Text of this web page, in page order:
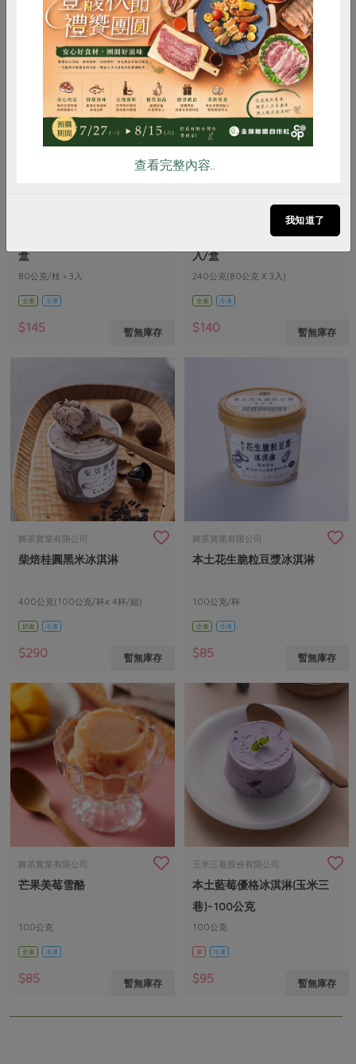
暫無庫存 暫無庫存
盒
80公克/枝 × 3入
全素 冷凍
$145 暫無庫存
蜂蜜檸檬冰棒(春一枝)-80g*3
入/盒
240公克(80公克 X 3入)
全素 冷凍
$140 暫無庫存
舞茶實業有限公司
柴焙桂圓黑米冰淇淋
400公克(100公克/杯x 4杯/組)
奶素 冷凍
$290 暫無庫存
舞茶實業有限公司
本土花生脆粒豆漿冰淇淋
100公克/杯
全素 冷凍
$85 暫無庫存
舞茶實業有限公司
芒果美莓雪酪
100公克
全素 冷凍
$85 暫無庫存
玉米三巷股份有限公司
本土藍莓優格冰淇淋(玉米三
巷)-100公克
100公克
葷 冷凍
$95 暫無庫存
惜食 RPET 食譜 減硝酸鹽
雞蛋 食安 共同購買
查看完整內容..
我知道了